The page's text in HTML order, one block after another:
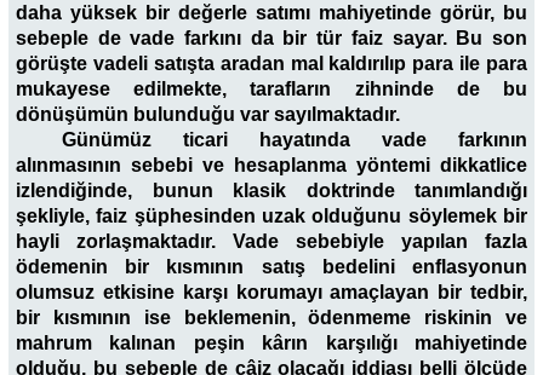
daha yüksek bir değerle satımı mahiyetinde görür, bu
sebeple de vade farkını da bir tür faiz sayar. Bu son
görüşte vadeli satışta aradan mal kaldırılıp para ile para
mukayese edilmekte, tarafların zihninde de bu
dönüşümün bulunduğu var sayılmaktadır.
Günümüz ticari hayatında vade farkının
alınmasının sebebi ve hesaplanma yöntemi dikkatlice
izlendiğinde, bunun klasik doktrinde tanımlandığı
şekliyle, faiz şüphesinden uzak olduğunu söylemek bir
hayli zorlaşmaktadır. Vade sebebiyle yapılan fazla
ödemenin bir kısmının satış bedelini enflasyonun
olumsuz etkisine karşı korumayı amaçlayan bir tedbir,
bir kısmının ise beklemenin, ödenmeme riskinin ve
mahrum kalınan peşin kârın karşılığı mahiyetinde
olduğu, bu sebeple de câiz olacağı iddiası belli ölçüde